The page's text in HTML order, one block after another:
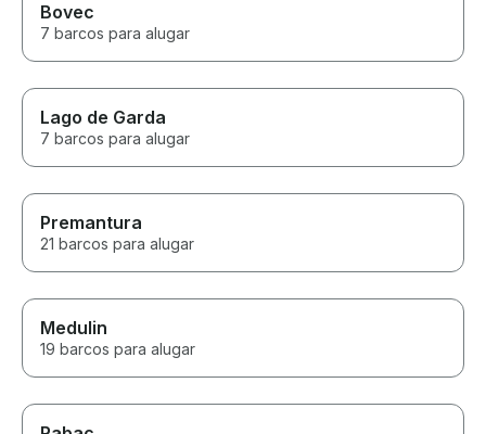
Bovec
7 barcos para alugar
Lago de Garda
7 barcos para alugar
Premantura
21 barcos para alugar
Medulin
19 barcos para alugar